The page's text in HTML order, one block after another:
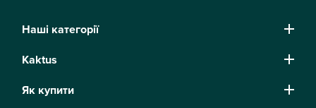
Наші категорії
Kaktus
Як купити